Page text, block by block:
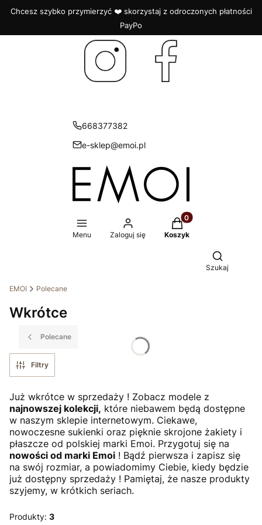
Chcesz szybko przymierzyć ❤️ skorzystaj z odroczonych płatności
PayPo
668377382
e-sklep@emoi.pl
Menu Zaloguj się
Produkty w
Koszyk
Otwórz
Szukaj
EMOI Polecane
Wkrótce
Polecane
Filtry
Już wkrótce w sprzedaży ! Zobacz modele z
najnowszej kolekcji, które niebawem będą dostępne
w naszym sklepie internetowym. Ciekawe,
nowoczesne sukienki oraz pięknie skrojone żakiety i
płaszcze od polskiej marki Emoi. Przygotuj się na
nowości od marki Emoi ! Bądź pierwsza i zapisz się
na swój rozmiar, a powiadomimy Ciebie, kiedy będzie
już dostępny sprzedaży ! Pamiętaj, że nasze produkty
szyjemy, w krótkich seriach.
Produkty: 3